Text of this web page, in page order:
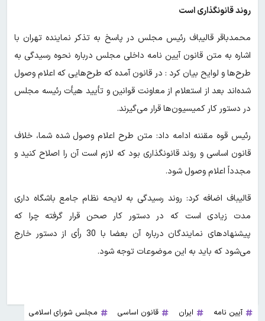
روند قانونگذاری است
محمدباقر قالیباف رئیس مجلس در پاسخ به تذکر نماینده تهران با
اشاره به متن قانون آیین نامه داخلی مجلس درباره نحوه رسیدگی به
طرح‌ها و لوایح بیان کرد : در قانون آمده که طرح‌هایی که اعلام وصول
شده‌اند بعد از استعلام از معاونت قوانین و تأیید هیأت رئیسه مجلس
در دستور کار کمیسیون‌ها قرار می‌گیرند.
رئیس قوه مقننه ادامه داد: متن طرح اعلام وصول شده شما، خلاف
قانون اساسی و روند قانونگذاری بود که لازم است آن را اصلاح کنید و
مجدداً اعلام وصول شود.
قالیباف اضافه کرد: روند رسیدگی به لایحه نظام جامع باشگاه داری
مدت زیادی است که در دستور کار صحن قرار گرفته چرا که
پیشنهادهای نمایندگان درباره آن بعضا با 30 رأی از دستور خارج
می‌شود که باید به این موضوعات توجه شود.
آیین نامه ایران قانون اساسی مجلس شورای اسلامی